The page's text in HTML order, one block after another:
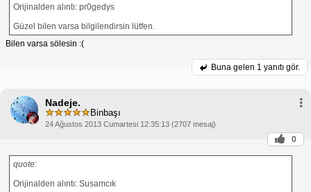
Orijinalden alıntı: pr0gedys
Güzel bilen varsa bilgilendirsin lütfen.
Bilen varsa sölesin :(
Buna gelen 1 yanıtı gör.
Nadeje.
Binbaşı
24 Ağustos 2013 Cumartesi 12:35:13 (2707 mesaj)
0
quote:
Orijinalden alıntı: Susamcık